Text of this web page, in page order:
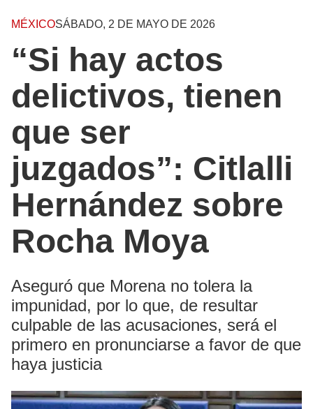
MÉXICOSÁBADO, 2 DE MAYO DE 2026
“Si hay actos
delictivos, tienen
que ser
juzgados”: Citlalli
Hernández sobre
Rocha Moya
Aseguró que Morena no tolera la
impunidad, por lo que, de resultar
culpable de las acusaciones, será el
primero en pronunciarse a favor de que
haya justicia